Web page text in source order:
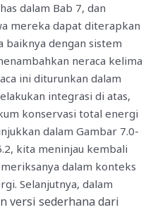
dalam Bab 7, dan
mereka dapat diterapkan
baiknya dengan sistem
neraca kelima
ini diturunkan dalam
integrasi di atas,
konservasi total energi
dalam Gambar 7.0-
kita meninjau kembali
dalam konteks
Selanjutnya, dalam
versi sederhana dari